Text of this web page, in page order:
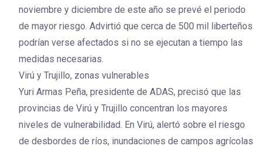
noviembre y diciembre de este año se prevé el periodo
de mayor riesgo. Advirtió que cerca de 500 mil liberteños
podrían verse afectados si no se ejecutan a tiempo las
medidas necesarias.
Virú y Trujillo, zonas vulnerables
Yuri Armas Peña, presidente de ADAS, precisó que las
provincias de Virú y Trujillo concentran los mayores
niveles de vulnerabilidad. En Virú, alertó sobre el riesgo
de desbordes de ríos, inundaciones de campos agrícolas